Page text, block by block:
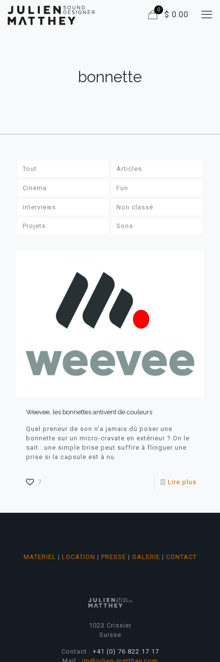
0
$ 0.00
bonnette
Tout Articles
Cinema Fun
Interviews Non classé
Projets Sons
Weevee, les bonnettes antivent de couleurs
Quel preneur de son n’a jamais dû poser une
bonnette sur un micro-cravate en extérieur ? On le
sait : une simple brise peut suffire à flinguer une
prise si la capsule est à nu.
7 Lire plus
MATERIEL | LOCATION | PRESSE | GALERIE | CONTACT
1023 Crissier
Suisse
Contact : +41 (0) 76 822 17 17